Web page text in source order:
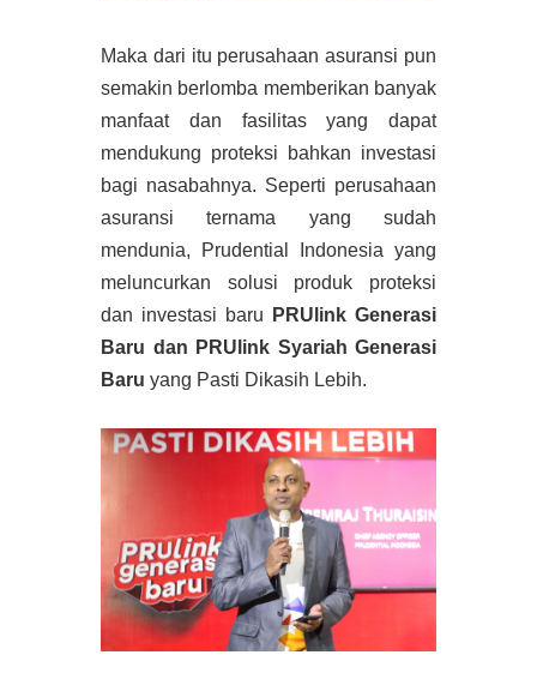
Maka dari itu perusahaan asuransi pun
semakin berlomba memberikan banyak
manfaat dan fasilitas yang dapat
mendukung proteksi bahkan investasi
bagi nasabahnya. Seperti perusahaan
asuransi ternama yang sudah
mendunia, Prudential Indonesia yang
meluncurkan solusi produk proteksi
dan investasi baru
PRUlink Generasi
Baru dan PRUlink Syariah Generasi
Baru yang Pasti Dikasih Lebih.